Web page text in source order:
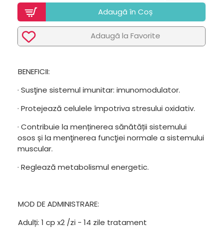
Adaugã în Coș
Adaugã la Favorite
BENEFICII:
· Susţine sistemul imunitar: imunomodulator.
· Protejează celulele împotriva stresului oxidativ.
· Contribuie la menținerea sănătății sistemului
osos și la menţinerea funcţiei normale a sistemului
muscular.
· Reglează metabolismul energetic.
MOD DE ADMINISTRARE:
Adulți: 1 cp x2 /zi - 14 zile tratament